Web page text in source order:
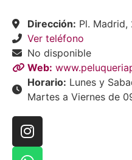
Dirección: Pl. Madrid,
Ver teléfono
No disponible
Web:
Horario: Lunes y
Martes a Viernes de